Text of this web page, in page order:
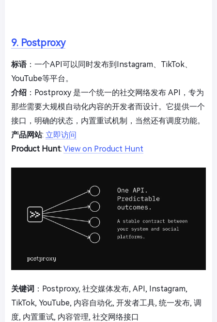
9. Postproxy
标语：一个API可以同时发布到Instagram、TikTok、
YouTube等平台。
介绍 ：Postproxy 是一个统一的社交网络发布 API，专为
那些需要大规模自动化内容的开发者而设计。它提供一个
接口，明确的状态，内置重试机制，当然还有调度功能。
产品网站: 立即访问
Product Hunt: View on Product Hunt
关键词 ：Postproxy, 社交媒体发布, API, Instagram,
TikTok, YouTube, 内容自动化, 开发者工具, 统一发布, 调
度, 内置重试, 内容管理, 社交网络接口